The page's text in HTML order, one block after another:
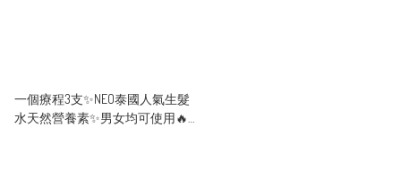
一個療程3支✨NEO泰國人氣生髮
水天然營養素✨男女均可使用🔥